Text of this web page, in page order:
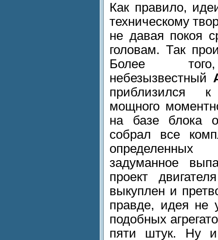
Как правило,
техническому
не давая покоя
головам. Так
Более
небезызвестный
приблизился
мощного
на базе блока
собрал все
задуманное
проект
выкуплен и
правде, идея не
подобных
пяти штук. Ну